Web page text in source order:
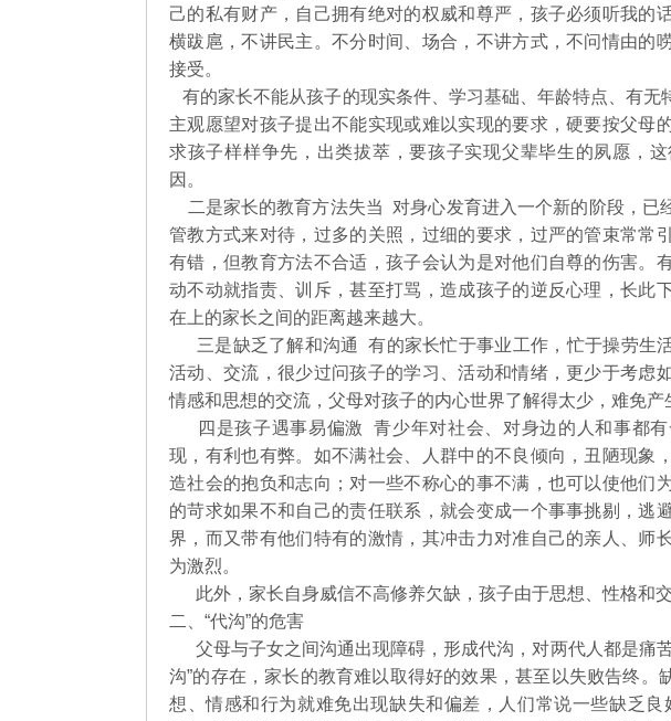
己的私有财产，自己拥有绝对的权威和尊严，孩子必须听我的
横跋扈，不讲民主。不分时间、场合，不讲方式，不问情由的
接受。
有的家长不能从孩子的现实条件、学习基础、年龄特点、有无
主观愿望对孩子提出不能实现或难以实现的要求，硬要按父母
求孩子样样争先，出类拔萃，要孩子实现父辈毕生的夙愿，
因。
二是家长的教育方法失当 对身心发育进入一个新的阶段，已
管教方式来对待，过多的关照，过细的要求，过严的管束常常
有错，但教育方法不合适，孩子会认为是对他们自尊的伤害。
动不动就指责、训斥，甚至打骂，造成孩子的逆反心理，长此
在上的家长之间的距离越来越大。
三是缺乏了解和沟通 有的家长忙于事业工作，忙于操劳生
活动、交流，很少过问孩子的学习、活动和情绪，更少于考虑
情感和思想的交流，父母对孩子的内心世界了解得太少，难免
四是孩子遇事易偏激 青少年对社会、对身边的人和事都有
现，有利也有弊。如不满社会、人群中的不良倾向，丑陋现象
造社会的抱负和志向；对一些不称心的事不满，也可以使他们
的苛求如果不和自己的责任联系，就会变成一个事事挑剔，逃
界，而又带有他们特有的激情，其冲击力对准自己的亲人、师
为激烈。
此外，家长自身威信不高修养欠缺，孩子由于思想、性格和
二、“代沟”的危害
父母与子女之间沟通出现障碍，形成代沟，对两代人都是痛
沟”的存在，家长的教育难以取得好的效果，甚至以失败告终。
想、情感和行为就难免出现缺失和偏差，人们常说一些缺乏良